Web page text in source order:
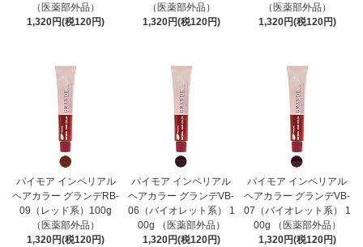
（医薬部外品）
1,320円(税120円)
（医薬部外品）
1,320円(税120円)
（医薬部外品）
1,320円(税120円)
パイモア インペリアル
ヘアカラー グランデRB-
09（レッド系）100g
（医薬部外品）
1,320円(税120円)
パイモア インペリアル
ヘアカラー グランデVB-
06（バイオレット系） 1
00g （医薬部外品）
1,320円(税120円)
パイモア インペリアル
ヘアカラー グランデVB-
07（バイオレット系） 1
00g （医薬部外品）
1,320円(税120円)